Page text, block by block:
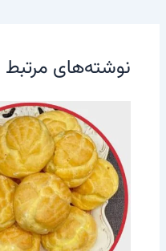
نوشته‌های مرتبط